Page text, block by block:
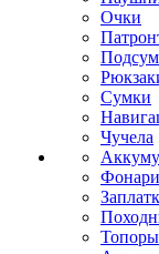
Очки
Сумки
Чучела
Фонари